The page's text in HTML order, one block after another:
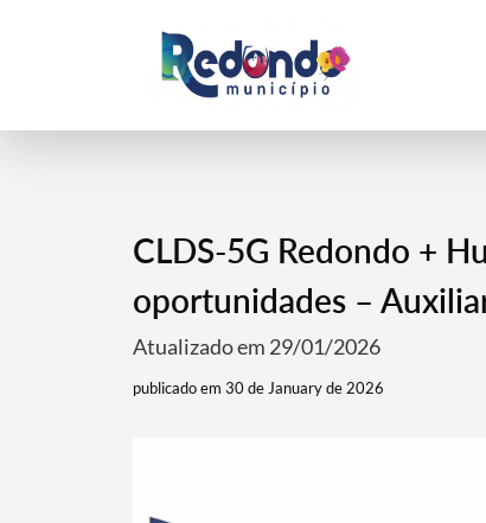
CLDS-5G Redondo +
oportunidades –
Atualizado em 29/01/2026
publicado em 30 de January de 2026